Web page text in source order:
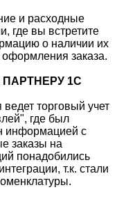
и расходные
где вы встретите
о наличии их
заказа.
1С
торговый учет
где был
информацией с
заказы на
понадобились
т.к. стали